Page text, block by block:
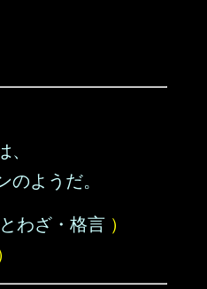
、
のようだ。
わざ・格言 ）